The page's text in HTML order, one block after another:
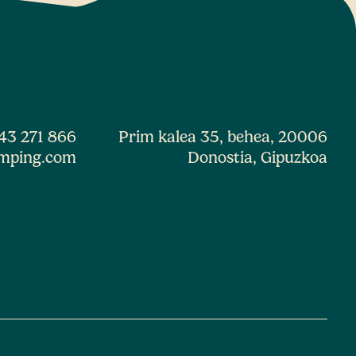
271 866
Prim kalea 35, behea, 20006
Donostia, Gipuzkoa